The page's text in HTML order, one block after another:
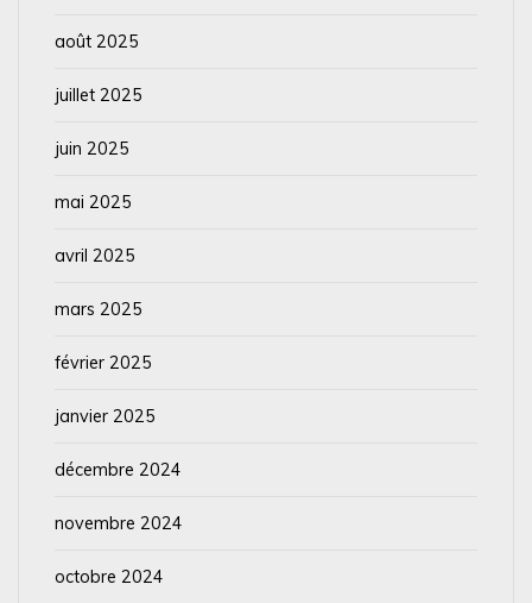
août 2025
juillet 2025
juin 2025
mai 2025
avril 2025
mars 2025
février 2025
janvier 2025
décembre 2024
novembre 2024
octobre 2024